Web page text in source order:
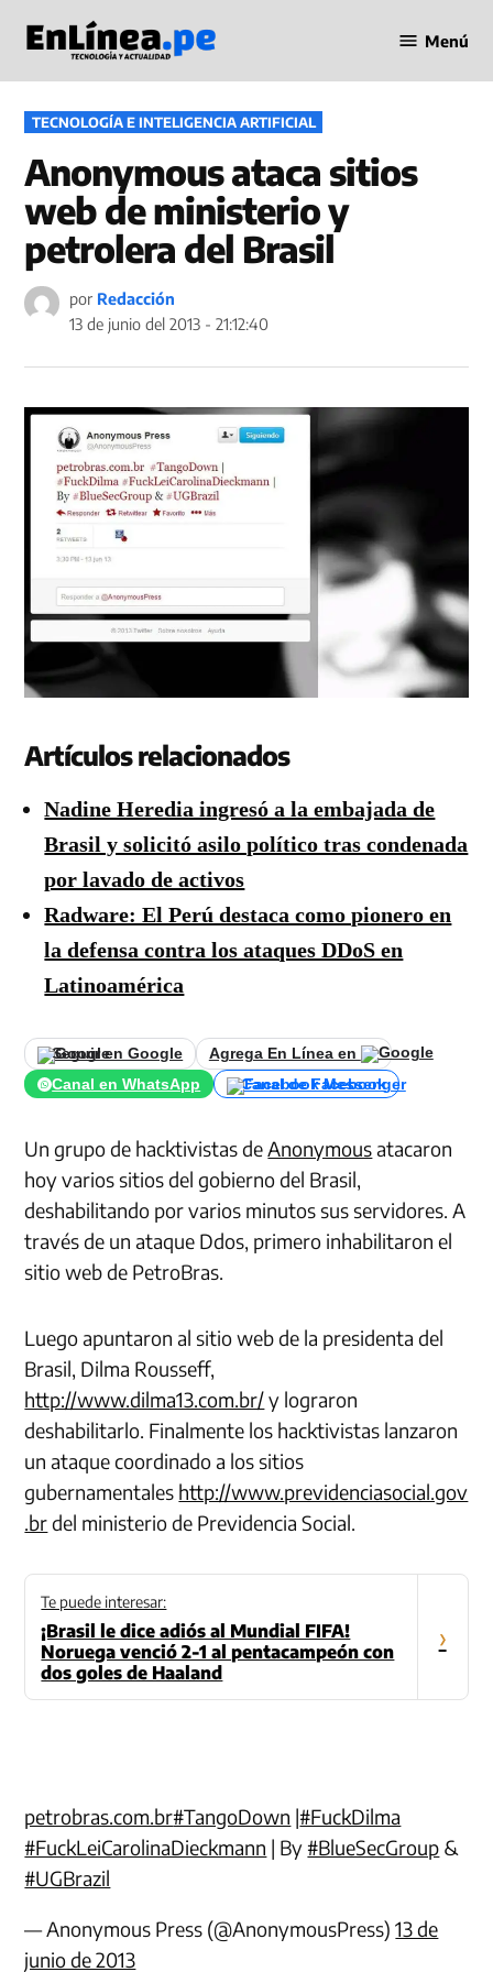
contenido
en Línea
Menú
PUBLICADO
EN
TECNOLOGÍA E INTELIGENCIA ARTIFICIAL
Anonymous ataca sitios
web de ministerio y
petrolera del Brasil
por Redacción
13 de junio del 2013 - 21:12:40
Artículos relacionados
Nadine Heredia ingresó a la embajada de
Brasil y solicitó asilo político tras condenada
por lavado de activos
Radware: El Perú destaca como pionero en
la defensa contra los ataques DDoS en
Latinoamérica
Seguir en Google
Agrega En Línea en
Canal en WhatsApp
Canal de Facebook
Un grupo de hacktivistas deAnonymousatacaron
hoy varios sitios del gobierno del Brasil,
deshabilitando por varios minutos sus servidores. A
través de un ataque Ddos, primero inhabilitaron el
sitio web de PetroBras.
Luego apuntaron al sitio web de la presidenta del
Brasil, Dilma Rousseff,
http://www.dilma13.com.br/y lograron
deshabilitarlo. Finalmente los hacktivistas lanzaron
un ataque coordinado a los sitios
gubernamentales http://www.previdenciasocial.gov
.brdel ministerio de Previdencia Social.
Te puede interesar:
¡Brasil le dice adiós al Mundial FIFA!
Noruega venció 2-1 al pentacampeón con
dos goles de Haaland
›
petrobras.com.br#TangoDown |#FuckDilma
#FuckLeiCarolinaDieckmann | By #BlueSecGroup &
#UGBrazil
— Anonymous Press (@AnonymousPress)13 de
junio de 2013